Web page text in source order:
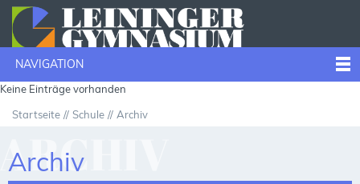
NAVIGATION
Keine Einträge vorhanden
Startseite Schule Archiv
Archiv